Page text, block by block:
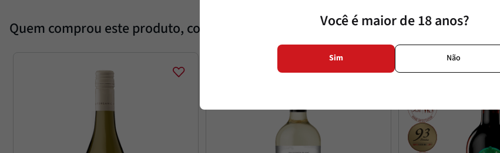
Quem comprou este produto, comprou estes tambémVocê é maior de 18 anos?
Sim Não